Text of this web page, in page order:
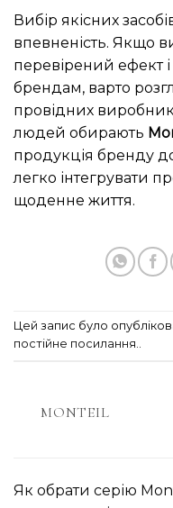
Вибір якісних
впевненість. Якщо
перевірений ефект
брендам, варто
провідних
людей обирають
продукція бренду
легко інтегрувати
щоденне життя.
Цей запис було
постійне посилання.
MONTEIL
Як обрати серію